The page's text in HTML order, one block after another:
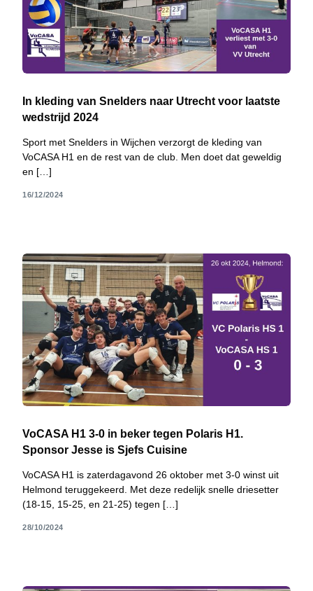
In kleding van Snelders naar Utrecht voor laatste
wedstrijd 2024
Sport met Snelders in Wijchen verzorgt de kleding van
VoCASA H1 en de rest van de club. Men doet dat geweldig
en […]
16/12/2024
VoCASA H1 3-0 in beker tegen Polaris H1.
Sponsor Jesse is Sjefs Cuisine
VoCASA H1 is zaterdagavond 26 oktober met 3-0 winst uit
Helmond teruggekeerd. Met deze redelijk snelle driesetter
(18-15, 15-25, en 21-25) tegen […]
28/10/2024